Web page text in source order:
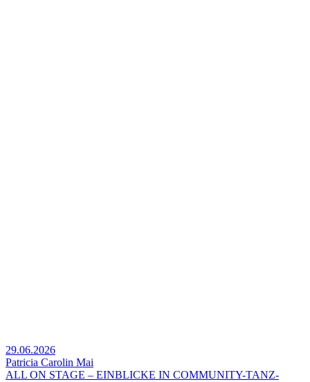
29.06.2026
Patricia Carolin Mai
ALL ON STAGE – EINBLICKE IN COMMUNITY-TANZ-